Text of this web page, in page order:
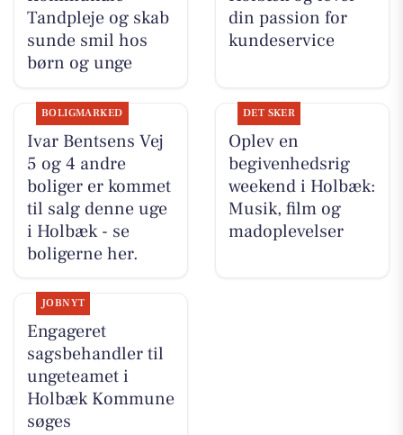
Tandpleje og skab
sunde smil hos
børn og unge
din passion for
kundeservice
BOLIGMARKED
Ivar Bentsens Vej
5 og 4 andre
boliger er kommet
til salg denne uge
i Holbæk - se
boligerne her.
DET SKER
Oplev en
begivenhedsrig
weekend i Holbæk:
Musik, film og
madoplevelser
JOBNYT
Engageret
sagsbehandler til
ungeteamet i
Holbæk Kommune
søges